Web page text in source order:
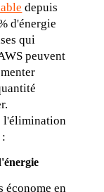
depuis
d'énergie
qui
peuvent
l'élimination
économe en